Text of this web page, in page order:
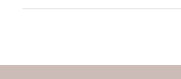
Entschleierung der Zahlen: